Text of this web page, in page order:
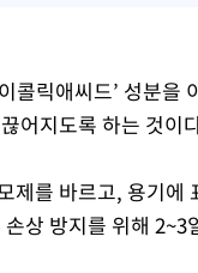
콜릭애씨드’ 성분
어지도록 하는 것이
제를 바르고, 용기
상 방지를 위해